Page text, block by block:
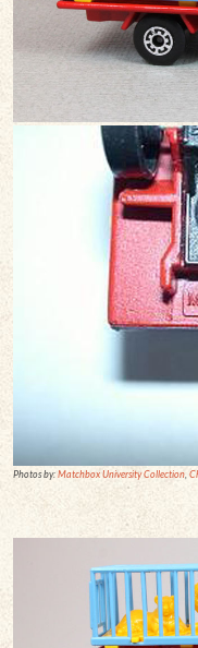
Photos by:Matchbox University Collection,